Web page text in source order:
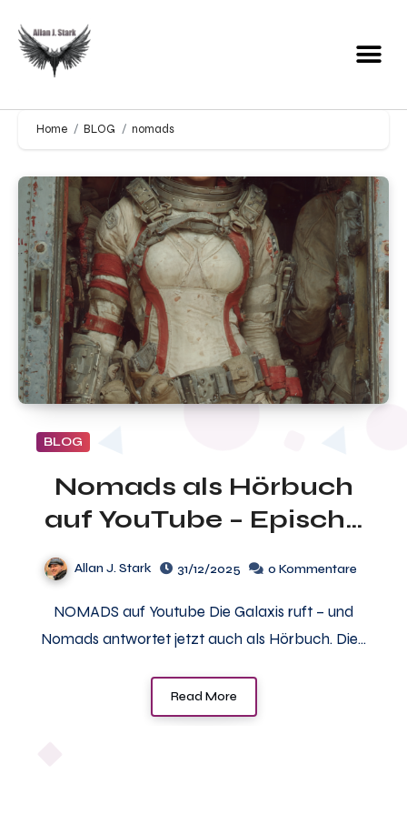
Home BLOG nomads
BLOG
Nomads als Hörbuch
auf YouTube – Epische
gesprochen von Georg
Bruckmann
Allan J. Stark 31/12/2025 0 Kommentare
NOMADS auf Youtube Die Galaxis ruft – und
Nomads antwortet jetzt auch als Hörbuch. Die…
Read More